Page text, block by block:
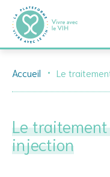
Accueil Le
Le
injection